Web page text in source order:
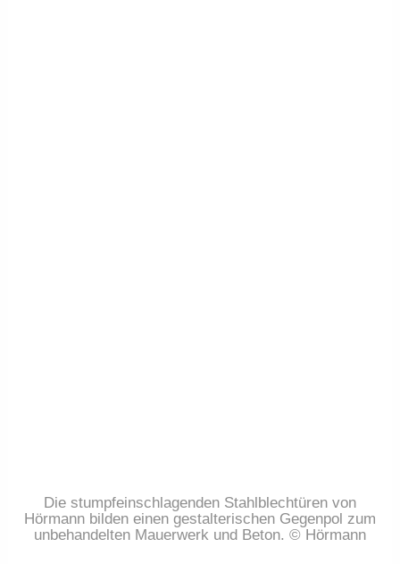
Die stumpfeinschlagenden Stahlblechtüren von
Hörmann bilden einen gestalterischen Gegenpol zum
unbehandelten Mauerwerk und Beton. © Hörmann